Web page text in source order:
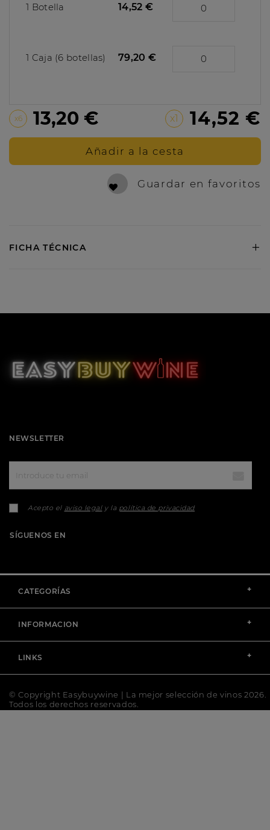
1 Botella 14,52 €
1 Caja (6 botellas) 79,20 €
x6 13,20 € x1 14,52 €
Añadir a la cesta
Guardar en favoritos
FICHA TÉCNICA +
CATEGORÍAS +
INFORMACION +
LINKS +
NEWSLETTER
Acepto el aviso legaly la política de privacidad
SÍGUENOS EN
© Copyright Easybuywine | La mejor selección de vinos 2026.
Todos los derechos reservados.